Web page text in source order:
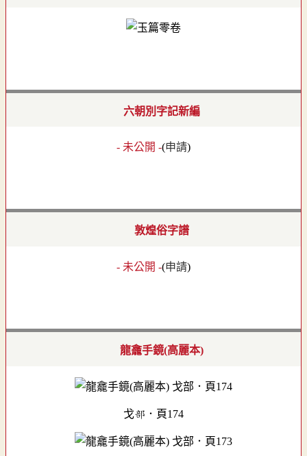
六朝別字記新編
- 未公開 -(申請)
敦煌俗字譜
- 未公開 -(申請)
龍龕手鏡(高麗本)
戈部．頁174